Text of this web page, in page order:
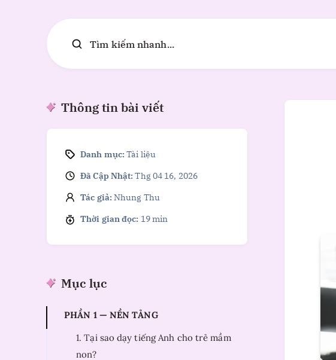
Tìm kiếm nhanh...
Thông tin bài viết
Danh mục: Tài liệu
Đã Cập Nhật: Thg 04 16, 2026
Tác giả: Nhung Thu
Thời gian đọc: 19 min
Mục lục
PHẦN 1 — NỀN TẢNG
1. Tại sao dạy tiếng Anh cho trẻ mầm
non?